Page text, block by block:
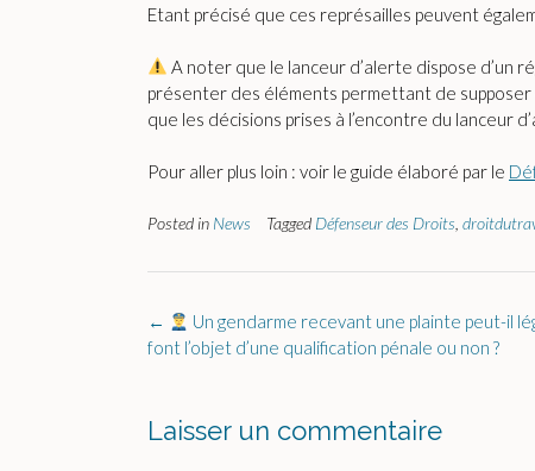
Etant précisé que ces représailles peuvent
A noter que le lanceur d’alerte dispose d’un
présenter des éléments permettant de
que les décisions prises à l’encontre du
Pour aller plus loin : voir le guide élaboré par le
Posted in News Tagged Défenseur des Droits
Post
navigation
←
Un gendarme recevant une plainte peut-il
font l’objet d’une qualification pénale ou non ?
Laisser un commentaire